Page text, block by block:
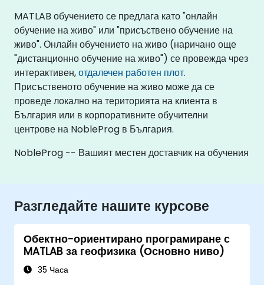
MATLAB обучението се предлага като "онлайн
обучение на живо" или "присъствено обучение на
живо". Онлайн обучението на живо (наричано още
"дистанционно обучение на живо") се провежда чрез
интерактивен,отдалечен работен плот.
Присъственото обучение на живо може да се
проведе локално на територията на клиента в
България или в корпоративните обучителни
центрове на NobleProg в България.
NobleProg -- Вашият местен доставчик на обучения
Разгледайте нашите курсове
Обектно-ориентирано програмиране с
MATLAB за геофизика (Основно ниво)
35 Часа